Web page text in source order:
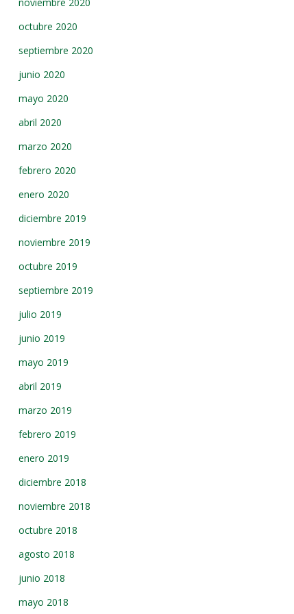
octubre 2020
septiembre 2020
junio 2020
mayo 2020
abril 2020
marzo 2020
febrero 2020
enero 2020
diciembre 2019
noviembre 2019
octubre 2019
septiembre 2019
julio 2019
junio 2019
mayo 2019
abril 2019
marzo 2019
febrero 2019
enero 2019
diciembre 2018
noviembre 2018
octubre 2018
agosto 2018
junio 2018
mayo 2018